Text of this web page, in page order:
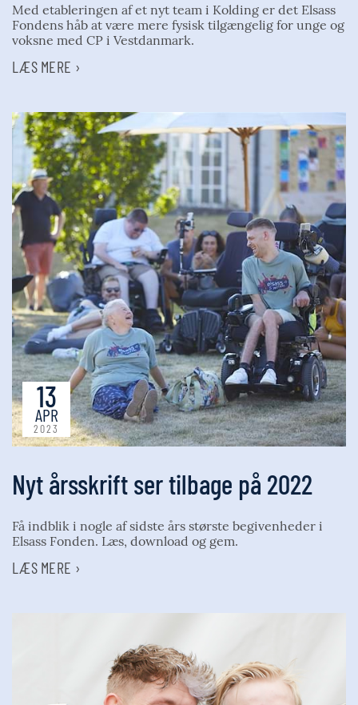
Med etableringen af et nyt team i Kolding er det Elsass
Fondens håb at være mere fysisk tilgængelig for unge og
voksne med CP i Vestdanmark.
LÆS MERE ›
13
APR
2023
Nyt årsskrift ser tilbage på 2022
Få indblik i nogle af sidste års største begivenheder i
Elsass Fonden. Læs, download og gem.
LÆS MERE ›